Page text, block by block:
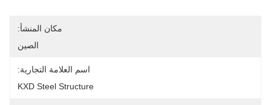
مكان المنشأ:
الصين
اسم العلامة التجارية:
KXD Steel Structure